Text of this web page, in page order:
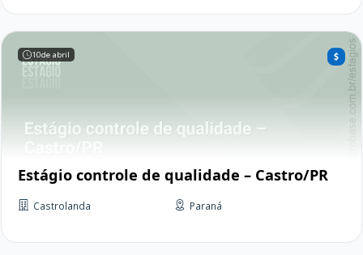
10de abril
Estágio controle de qualidade – Castro/PR
Castrolanda Paraná